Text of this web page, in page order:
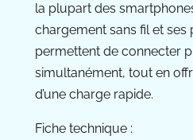
la plupart des
chargement sans fil et ses
permettent de connecter
simultanément, tout en
d’une charge rapide.
Fiche technique :